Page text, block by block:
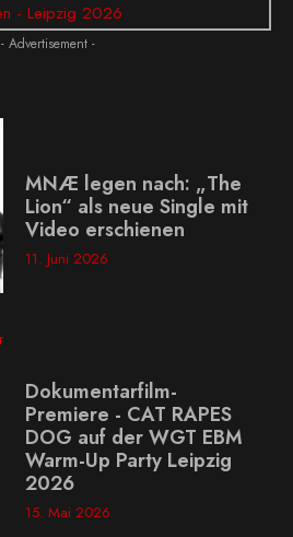
- Advertisement -
MNÆ legen nach: „The
Lion“ als neue Single mit
Video erschienen
11. Juni 2026
Dokumentarfilm-
Premiere - CAT RAPES
DOG auf der WGT EBM
Warm-Up Party Leipzig
2026
15. Mai 2026